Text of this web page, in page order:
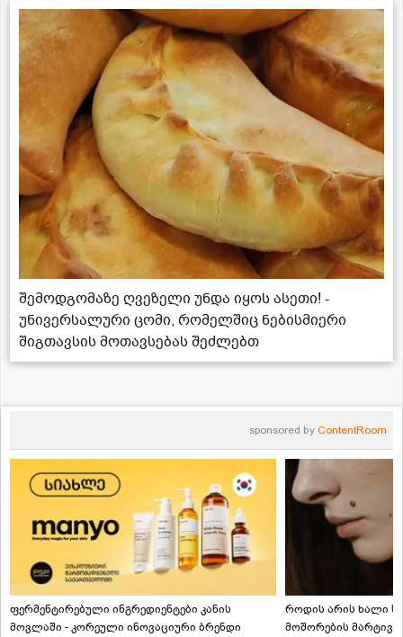
შემოდგომაზე ღვეზელი უნდა იყოს ასეთი! -
უნივერსალური ცომი, რომელშიც ნებისმიერი
შიგთავსის მოთავსებას შეძლებთ
sponsored by ContentRoom
ფერმენტირებული ინგრედიენტები კანის
მოვლაში - კორეული ინოვაციური ბრენდი
როდის არის ხალი
მოშორების